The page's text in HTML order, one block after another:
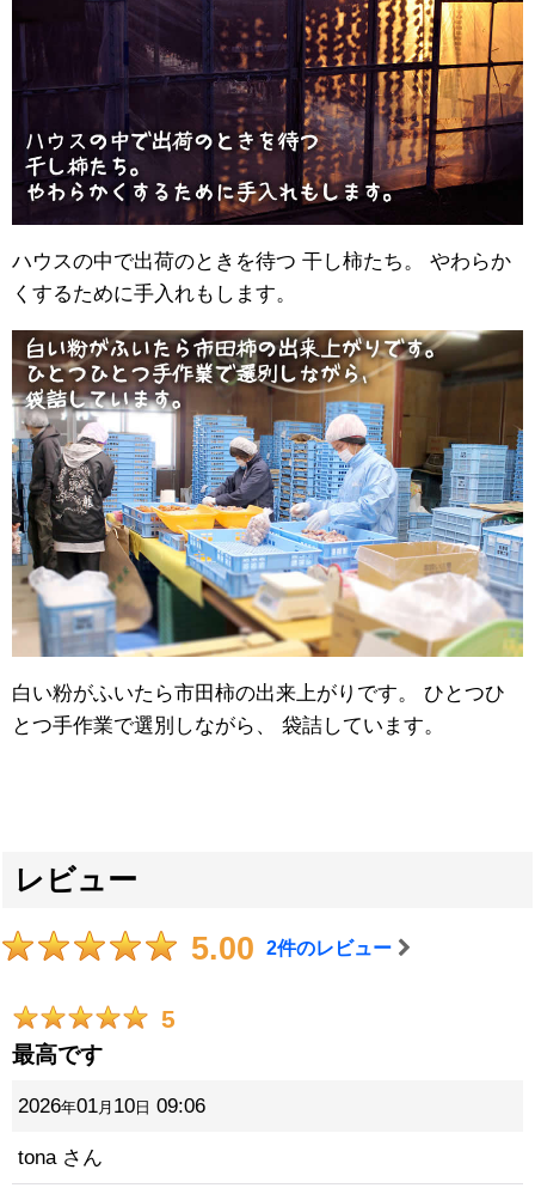
ハウスの中で出荷のときを待つ 干し柿たち。 やわらか
くするために手入れもします。
白い粉がふいたら市田柿の出来上がりです。 ひとつひ
とつ手作業で選別しながら、 袋詰しています。
レビュー
5.00 2件のレビュー
5
最高です
2026年01 月 10日 09:06
tona さん